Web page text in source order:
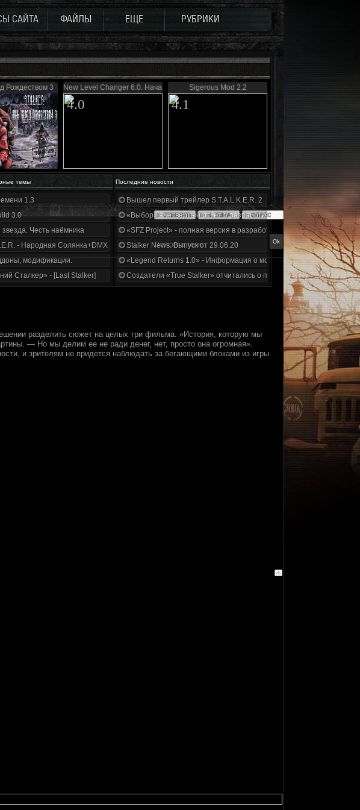
САЙТА ФАЙЛЫ ЕЩЕ РУБРИКИ
Рождеством 3 New Level Changer 6.0. Начало
4.0
Sigerous Mod 2.2
4.1
темы Последние новости
| Разбор трейлера
1.3
3.0
Честь наёмника
- Народная Солянка+DMX 1.3.5.ООП.МА.К.
модификации.
Сталкер» - [Last Stalker]
Вышел первый трейлер S.T.A.L.K.E.R. 2
«Выбор» - четвертый отчет о разработке!
«SFZ Project» - полная версия в разработке!
Stalker News. Выпуск от 29.06.20
«Legend Returns 1.0» - Информация о моде за июнь 2020
Создатели «True Stalker» отчитались о проделанной работе
разделить сюжет на целых три фильма. «История, которую мы
— Но мы делим ее не ради денег, нет, просто она огромная».
и зрителям не придется наблюдать за бегающими блоками из игры.